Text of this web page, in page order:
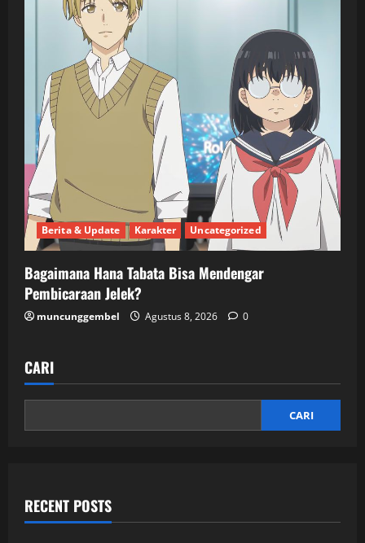
Berita & Update Karakter Uncategorized
Bagaimana Hana Tabata Bisa Mendengar
Pembicaraan Jelek?
muncunggembel Agustus 8, 2026 0
CARI
CARI
RECENT POSTS